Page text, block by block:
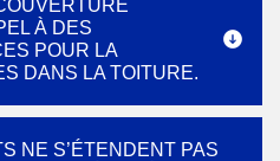
À DES
POUR LA
DANS LA TOITURE.
NE S’ÉTENDENT PAS